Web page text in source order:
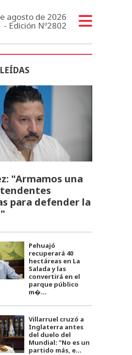
agosto de 2026
- Edición Nº2802
"Armamos una
para defender la
Pehuajó
recuperará 40
hectáreas en La
Salada y las
convertirá en el
parque público
m�...
Villarruel cruzó a
Inglaterra antes
del duelo del
Mundial: "No es un
partido más, e...